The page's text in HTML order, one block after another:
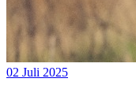
02 Juli 2025